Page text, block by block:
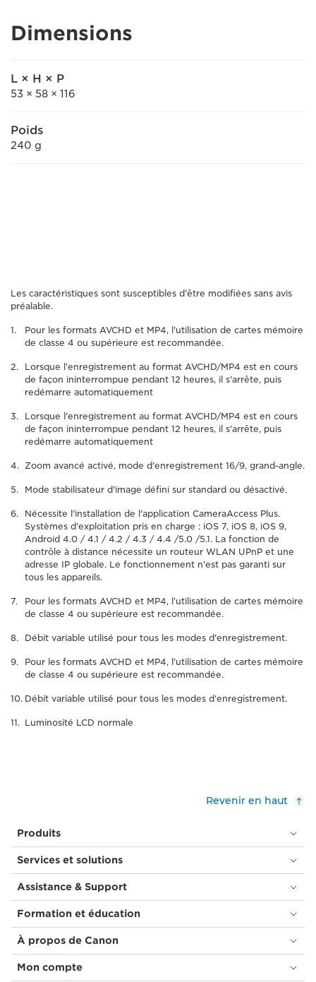
Dimensions
L × H × P
53 × 58 × 116
Poids
240 g
Les caractéristiques sont susceptibles d'être modifiées sans avis
préalable.
Pour les formats AVCHD et MP4, l'utilisation de cartes mémoire
de classe 4 ou supérieure est recommandée.
Lorsque l'enregistrement au format AVCHD/MP4 est en cours
de façon ininterrompue pendant 12 heures, il s'arrête, puis
redémarre automatiquement
Lorsque l'enregistrement au format AVCHD/MP4 est en cours
de façon ininterrompue pendant 12 heures, il s'arrête, puis
redémarre automatiquement
Zoom avancé activé, mode d'enregistrement 16/9, grand-angle.
Mode stabilisateur d'image défini sur standard ou désactivé.
Nécessite l'installation de l'application CameraAccess Plus.
Systèmes d'exploitation pris en charge : iOS 7, iOS 8, iOS 9,
Android 4.0 / 4.1 / 4.2 / 4.3 / 4.4 /5.0 /5.1. La fonction de
contrôle à distance nécessite un routeur WLAN UPnP et une
adresse IP globale. Le fonctionnement n'est pas garanti sur
tous les appareils.
Pour les formats AVCHD et MP4, l'utilisation de cartes mémoire
de classe 4 ou supérieure est recommandée.
Débit variable utilisé pour tous les modes d'enregistrement.
Pour les formats AVCHD et MP4, l'utilisation de cartes mémoire
de classe 4 ou supérieure est recommandée.
Débit variable utilisé pour tous les modes d'enregistrement.
Luminosité LCD normale
Revenir en haut
Produits
Services et solutions
Assistance & Support
Formation et éducation
À propos de Canon
Mon compte